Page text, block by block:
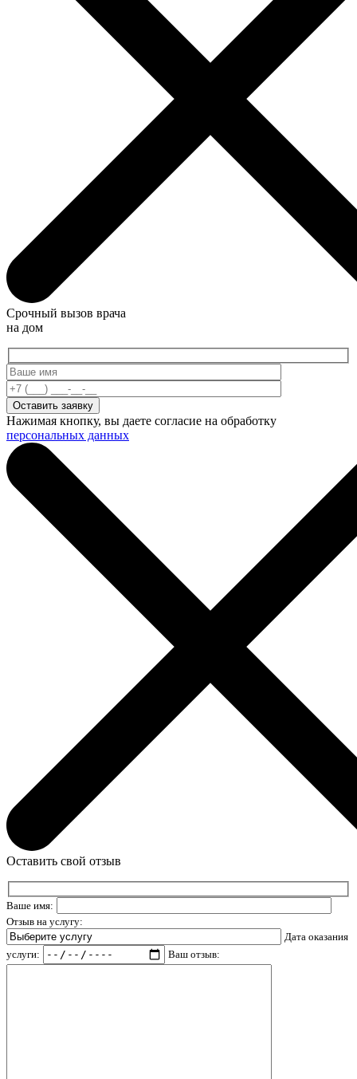
Срочный вызов врача
на дом
Нажимая кнопку, вы даете согласие на обработку
персональных данных
Оставить свой отзыв
Ваше имя:
Отзыв на услугу:
Дата оказания
услуги:
Ваш отзыв: